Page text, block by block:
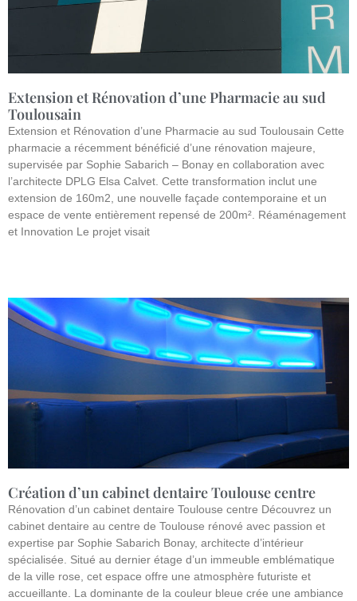
Extension et Rénovation d’une Pharmacie au sud
Toulousain
Extension et Rénovation d’une Pharmacie au sud Toulousain Cette
pharmacie a récemment bénéficié d’une rénovation majeure,
supervisée par Sophie Sabarich – Bonay en collaboration avec
l’architecte DPLG Elsa Calvet. Cette transformation inclut une
extension de 160m2, une nouvelle façade contemporaine et un
espace de vente entièrement repensé de 200m². Réaménagement
et Innovation Le projet visait
Création d’un cabinet dentaire Toulouse centre
Rénovation d’un cabinet dentaire Toulouse centre Découvrez un
cabinet dentaire au centre de Toulouse rénové avec passion et
expertise par Sophie Sabarich Bonay, architecte d’intérieur
spécialisée. Situé au dernier étage d’un immeuble emblématique
de la ville rose, cet espace offre une atmosphère futuriste et
accueillante. La dominante de la couleur bleue crée une ambiance